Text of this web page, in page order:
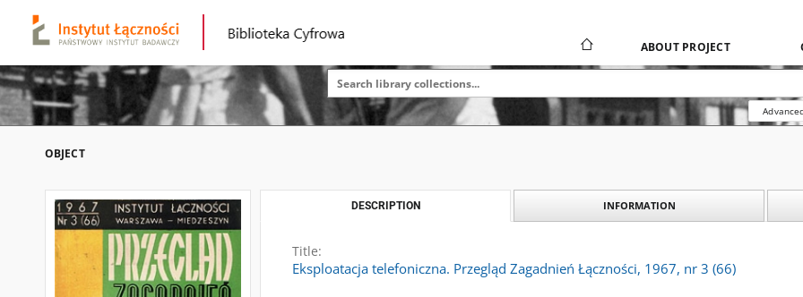
ABOUT PROJECT
OBJECT
DESCRIPTION INFORMATION
Title:
Eksploatacja telefoniczna. Przegląd Zagadnień Łączności, 1967, nr 3 (66)